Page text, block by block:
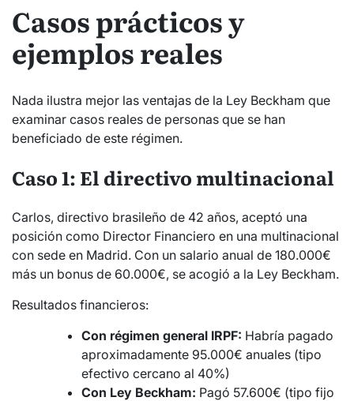
Casos prácticos y
ejemplos reales
Nada ilustra mejor las ventajas de la Ley Beckham que
examinar casos reales de personas que se han
beneficiado de este régimen.
Caso 1: El directivo multinacional
Carlos, directivo brasileño de 42 años, aceptó una
posición como Director Financiero en una multinacional
con sede en Madrid. Con un salario anual de 180.000€
más un bonus de 60.000€, se acogió a la Ley Beckham.
Resultados financieros:
Con régimen general IRPF: Habría pagado
aproximadamente 95.000€ anuales (tipo
efectivo cercano al 40%)
Con Ley Beckham: Pagó 57.600€ (tipo fijo